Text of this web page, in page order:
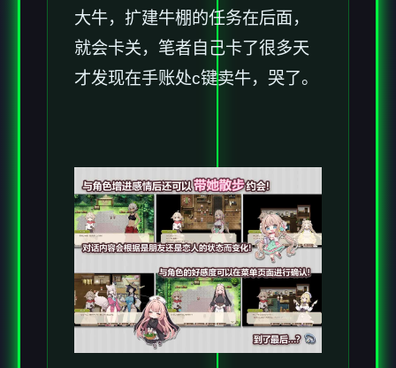
大牛，扩建牛棚的任务在后面，
就会卡关，笔者自己卡了很多天
才发现在手账处c键卖牛，哭了。